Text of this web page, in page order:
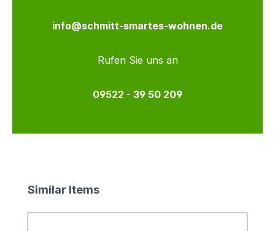
info@schmitt-smartes-wohnen.de
Rufen Sie uns an
09522 - 39 50 209
Produktgalerie überspringen
Similar Items